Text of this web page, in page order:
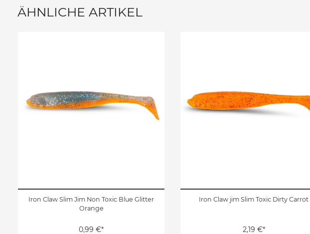
ÄHNLICHE ARTIKEL
Iron Claw Slim Jim Non Toxic Blue Glitter
Orange
0,99 €*
Iron Claw jim Slim Toxic Dirty Carrot
2,19 €*